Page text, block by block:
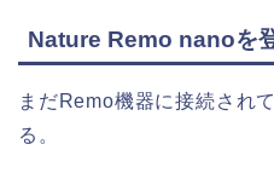
Nature Remo nanoを
まだRemo機器に接続され
る。